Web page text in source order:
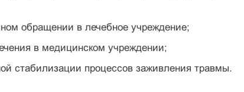
обращении в лечебное учреждение;
в медицинском учреждении;
стабилизации процессов заживления травмы.